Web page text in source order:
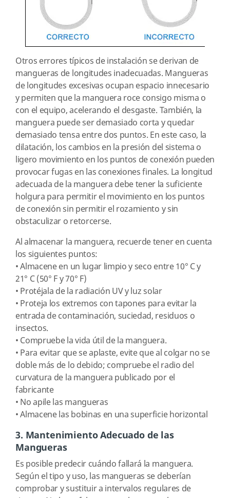
Otros errores típicos de instalación se derivan de
mangueras de longitudes inadecuadas. Mangueras
de longitudes excesivas ocupan espacio innecesario
y permiten que la manguera roce consigo misma o
con el equipo, acelerando el desgaste. También, la
manguera puede ser demasiado corta y quedar
demasiado tensa entre dos puntos. En este caso, la
dilatación, los cambios en la presión del sistema o
ligero movimiento en los puntos de conexión pueden
provocar fugas en las conexiones finales. La longitud
adecuada de la manguera debe tener la suficiente
holgura para permitir el movimiento en los puntos
de conexión sin permitir el rozamiento y sin
obstaculizar o retorcerse.
Al almacenar la manguera, recuerde tener en cuenta
los siguientes puntos:
•Almacene en un lugar limpio y seco entre 10° C y
21° C (50° F y 70° F)
• Protéjala de la radiación UV y luz solar
• Proteja los extremos con tapones para evitar la
entrada de contaminación, suciedad, residuos o
insectos.
• Compruebe la vida útil de la manguera.
• Para evitar que se aplaste, evite que al colgar no se
doble más de lo debido; compruebe el radio del
curvatura de la manguera publicado por el
fabricante
• No apile las mangueras
•Almacene las bobinas en una superficie horizontal
3. Mantenimiento Adecuado de las
Mangueras
Es posible predecir cuándo fallará la manguera.
Según el tipo y uso, las mangueras se deberían
comprobar y sustituir a intervalos regulares de